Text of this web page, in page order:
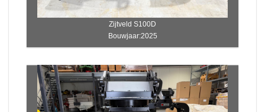
Zijtveld S100D
Bouwjaar:2025